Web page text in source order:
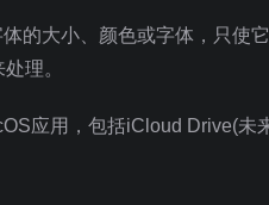
的大小、颜色或字体，只使它
理。
应用，包括iCloud Drive(未